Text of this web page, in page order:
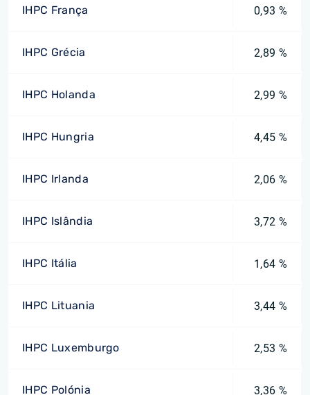
IHPC França 0,93 %
IHPC Grécia 2,89 %
IHPC Holanda 2,99 %
IHPC Hungria 4,45 %
IHPC Irlanda 2,06 %
IHPC Islândia 3,72 %
IHPC Itália 1,64 %
IHPC Lituania 3,44 %
IHPC Luxemburgo 2,53 %
IHPC Polónia 3,36 %